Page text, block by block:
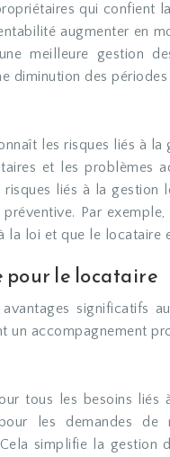
qui confient
augmenter en
meilleure gestion
diminution des périodes
les risques liés à la
et les problèmes
liés à la gestion
Par exemple,
la loi et que le locataire
pour le locataire
significatifs
un accompagnement
tous les besoins liés
les demandes de
simplifie la gestion